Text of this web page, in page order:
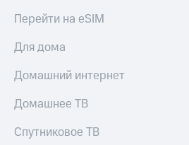
Перейти на eSIM
Для дома
Домашний интернет
Домашнее ТВ
Спутниковое ТВ